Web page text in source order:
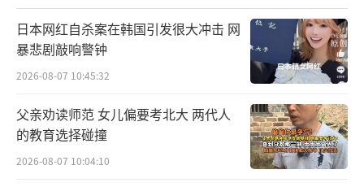
日本网红自杀案在韩国引发很大冲击 网
暴悲剧敲响警钟
2026-08-07 10:45:32
父亲劝读师范 女儿偏要考北大 两代人
的教育选择碰撞
2026-08-07 10:04:10